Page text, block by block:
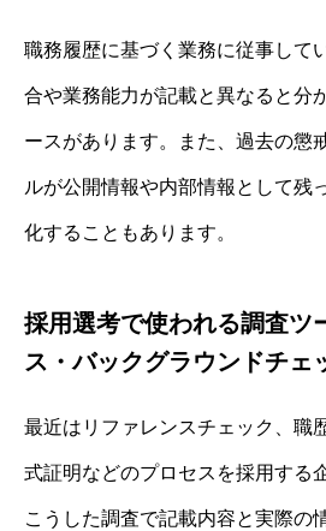
職務履歴に基づく業務に従事して
合や業務能力が記載と異なると分
ースがあります。また、過去の懲
ルが公開情報や内部情報として残
化することもあります。
採用選考で使われる調査ツ
ス・バックグラウンドチェ
最近はリファレンスチェック、職
式証明などのプロセスを採用する
こうした調査で記載内容と実際の